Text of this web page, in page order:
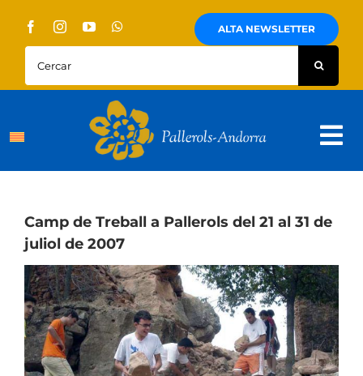
content
ALTA NEWSLETTER
Cercar:
Sobre Nosaltres
Pallerols
Visites guiades
Rutes
Territori i cultura
Notícies
Camp de Treball a Pallerols del 21 al 31 de
juliol de 2007